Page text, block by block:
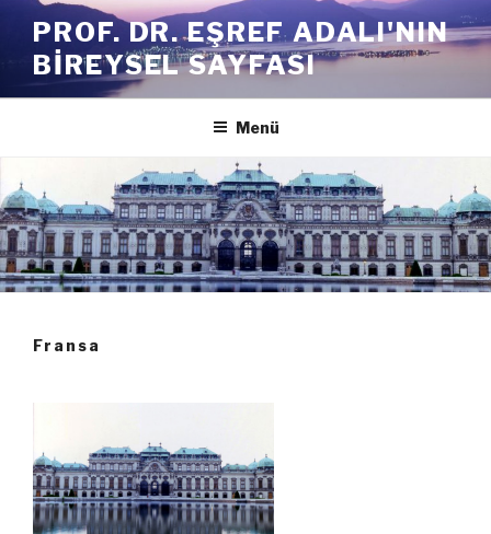
İçeriğe
PROF. DR. EŞREF ADALI'NIN
BIREYSEL SAYFASI
Menü
Fransa